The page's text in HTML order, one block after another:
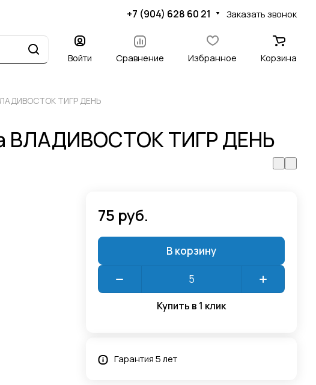
+7 (904) 628 60 21 Заказать звонок
Войти Сравнение Избранное Корзина
ТИГР ДЕНЬ
ВЛАДИВОСТОК ТИГР ДЕНЬ
75 руб.
В корзину
Купить в 1 клик
Гарантия 5 лет